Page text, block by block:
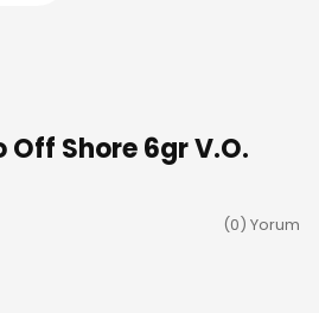
Off Shore 6gr V.O.
(0) Yorum